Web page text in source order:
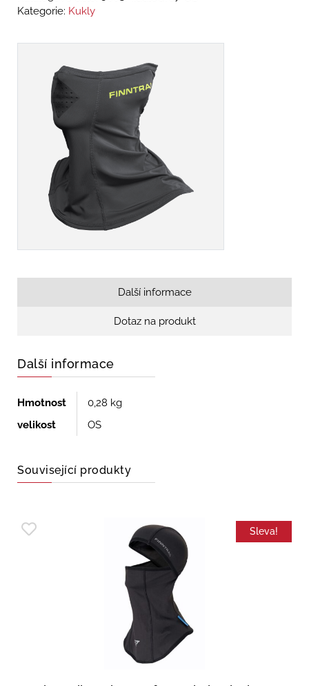
Kategorie: Kukly
Další informace
Dotaz na produkt
Další informace
Hmotnost
0,28 kg
velikost
OS
Související produkty
Sleva!